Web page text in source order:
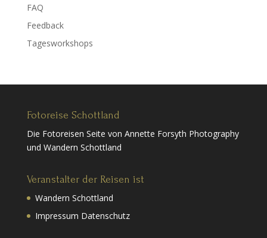
FAQ
Feedback
Tagesworkshops
Fotoreise Schottland
Die Fotoreisen Seite von Annette Forsyth Photography
und Wandern Schottland
Veranstalter der Reisen ist
Wandern Schottland
Impressum Datenschutz